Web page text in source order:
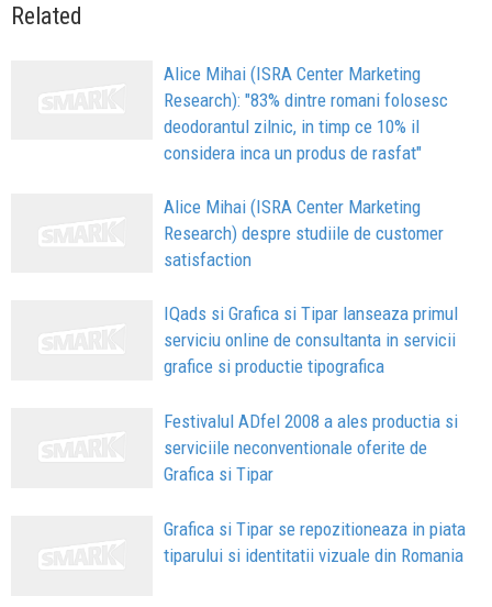
Related
Alice Mihai (ISRA Center Marketing
Research): "83% dintre romani folosesc
deodorantul zilnic, in timp ce 10% il
considera inca un produs de rasfat"
Alice Mihai (ISRA Center Marketing
Research) despre studiile de customer
satisfaction
IQads si Grafica si Tipar lanseaza primul
serviciu online de consultanta in servicii
grafice si productie tipografica
Festivalul ADfel 2008 a ales productia si
serviciile neconventionale oferite de
Grafica si Tipar
Grafica si Tipar se repozitioneaza in piata
tiparului si identitatii vizuale din Romania